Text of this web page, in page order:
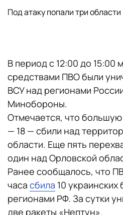
Под атаку попали три области
В период с 12:00 до 15:00
средствами ПВО были
ВСУ над регионами
Минобороны.
Отмечается, что
— 18 — сбили над
области. Еще пять
один над Орловской
Ранее сообщалось, что
часа сбила 10
регионами РФ. За сутки
две ракеты «Нептун».